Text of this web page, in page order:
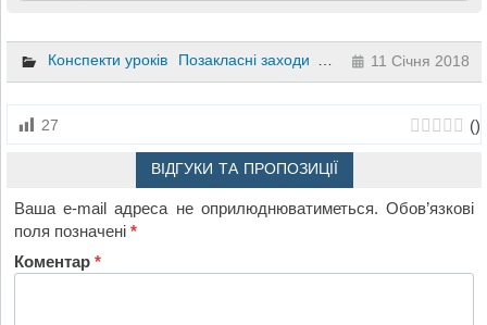
Конспекти уроків Позакласні заходи Літературне читання
11 Січня 2018
27 ()
ВІДГУКИ ТА ПРОПОЗИЦІЇ
Ваша e-mail адреса не оприлюднюватиметься. Обов’язкові
поля позначені*
Коментар*